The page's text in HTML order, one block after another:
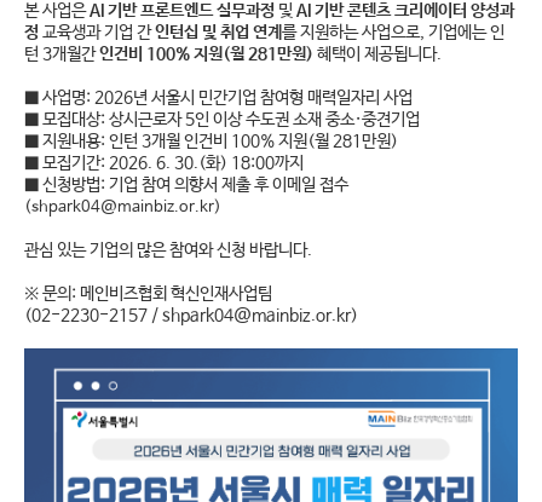
본 사업은AI 기반 프론트엔드 실무과정 및 AI 기반 콘텐츠 크리에이터 양성과
정 교육생과 기업 간인턴십 및 취업 연계 를 지원하는 사업으로, 기업에는 인
턴 3개월간인건비 100% 지원(월 281만원) 혜택이 제공됩니다.
■ 사업명: 2026년 서울시 민간기업 참여형 매력일자리 사업
■ 모집대상: 상시근로자 5인 이상 수도권 소재 중소·중견기업
■ 지원내용: 인턴 3개월 인건비 100% 지원(월 281만원)
■ 모집기간: 2026. 6. 30.(화) 18:00까지
■ 신청방법: 기업 참여 의향서 제출 후 이메일 접수
(shpark04@mainbiz.or.kr)
관심 있는 기업의 많은 참여와 신청 바랍니다.
※ 문의: 메인비즈협회 혁신인재사업팀
(02-2230-2157 /shpark04@mainbiz.or.kr)